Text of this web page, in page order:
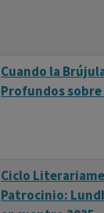
Cuando la
Profundos
Ciclo
Patrocinio: